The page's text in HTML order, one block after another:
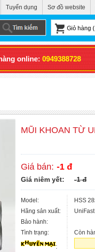
Tuyển dụng Sơ đồ website
Giỏ hàng (
online: 0949388728
MŨI KHOAN TỪ
Giá bán: -1 đ
Giá niêm yết: -1 đ
Model:
HSS
Hãng sản xuất:
UniFast
Bảo hành:
Tình trạng:
Còn
: